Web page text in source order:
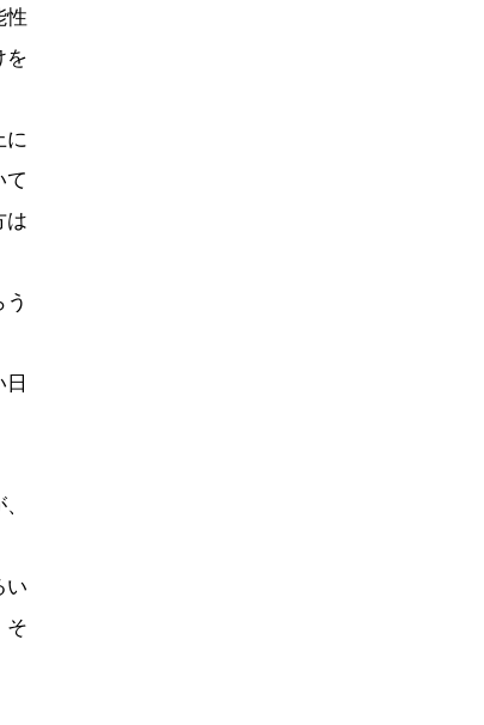
性
を
に
て
は
い
そ